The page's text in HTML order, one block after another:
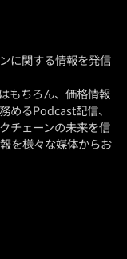
に関する情報を発信
もちろん、価格情報
めるPodcast配信、
チェーンの未来を信
を様々な媒体からお